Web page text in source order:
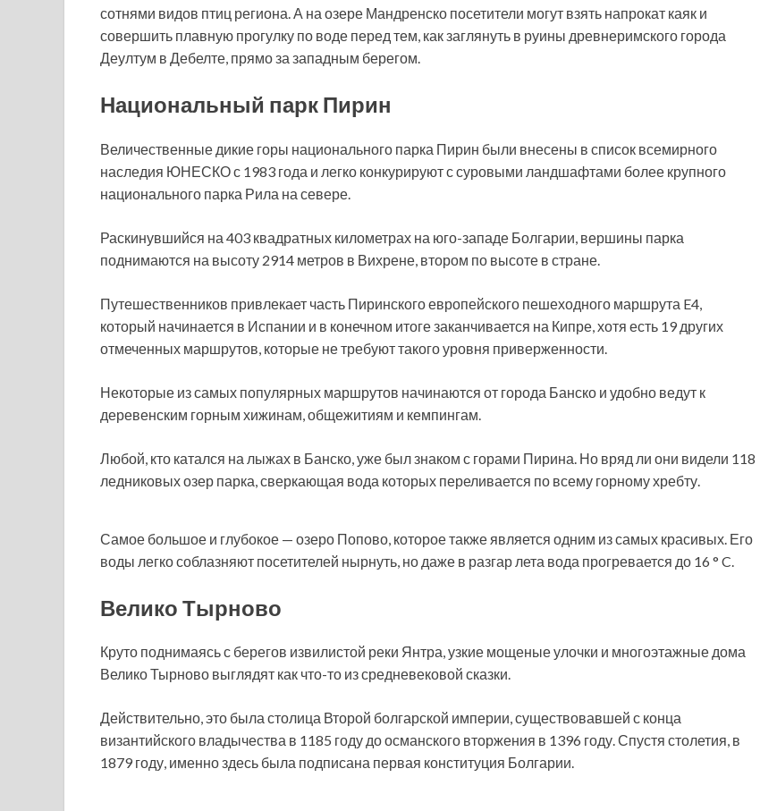
сотнями видов птиц региона. А на озере Мандренско посетители могут взять напрокат каяк и
совершить плавную прогулку по воде перед тем, как заглянуть в руины древнеримского города
Деултум в Дебелте, прямо за западным берегом.
Национальный парк Пирин
Величественные дикие горы национального парка Пирин были внесены в список всемирного
наследия ЮНЕСКО с 1983 года и легко конкурируют с суровыми ландшафтами более крупного
национального парка Рила на севере.
Раскинувшийся на 403 квадратных километрах на юго-западе Болгарии, вершины парка
поднимаются на высоту 2914 метров в Вихрене, втором по высоте в стране.
Путешественников привлекает часть Пиринского европейского пешеходного маршрута E4,
который начинается в Испании и в конечном итоге заканчивается на Кипре, хотя есть 19 других
отмеченных маршрутов, которые не требуют такого уровня приверженности.
Некоторые из самых популярных маршрутов начинаются от города Банско и удобно ведут к
деревенским горным хижинам, общежитиям и кемпингам.
Любой, кто катался на лыжах в Банско, уже был знаком с горами Пирина. Но вряд ли они видели 118
ледниковых озер парка, сверкающая вода которых переливается по всему горному хребту.
Самое большое и глубокое — озеро Попово, которое также является одним из самых красивых. Его
воды легко соблазняют посетителей нырнуть, но даже в разгар лета вода прогревается до 16 ° C.
Велико Тырново
Круто поднимаясь с берегов извилистой реки Янтра, узкие мощеные улочки и многоэтажные дома
Велико Тырново выглядят как что-то из средневековой сказки.
Действительно, это была столица Второй болгарской империи, существовавшей с конца
византийского владычества в 1185 году до османского вторжения в 1396 году. Спустя столетия, в
1879 году, именно здесь была подписана первая конституция Болгарии.